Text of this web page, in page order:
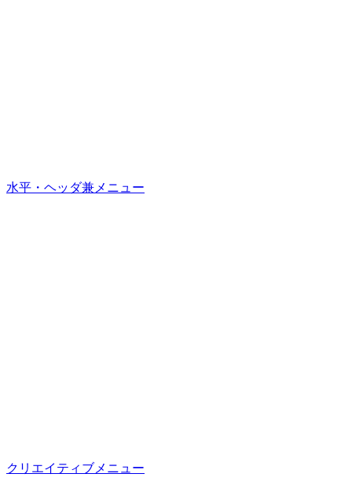
水平・ヘッダ兼メニュー
クリエイティブメニュー